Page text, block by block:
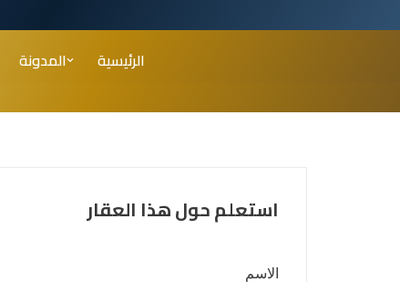
الرئيسية المدونة
استعلم حول هذا العقار
الاسم